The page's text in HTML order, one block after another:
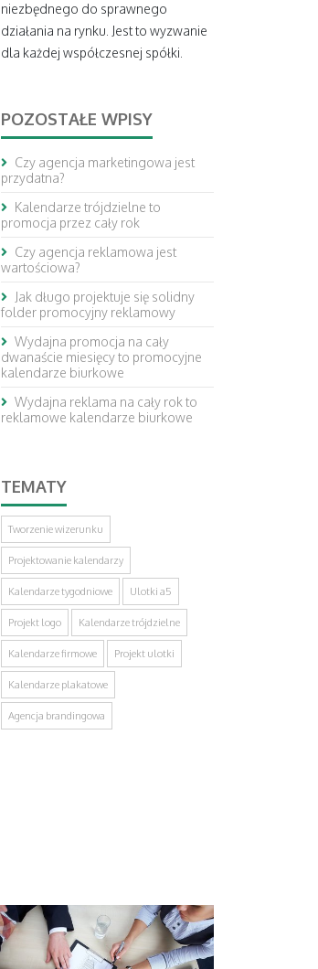
niezbędnego do sprawnego
działania na rynku. Jest to wyzwanie
dla każdej współczesnej spółki.
POZOSTAŁE WPISY
Czy agencja marketingowa jest
przydatna?
Kalendarze trójdzielne to
promocja przez cały rok
Czy agencja reklamowa jest
wartościowa?
Jak długo projektuje się solidny
folder promocyjny reklamowy
Wydajna promocja na cały
dwanaście miesięcy to promocyjne
kalendarze biurkowe
Wydajna reklama na cały rok to
reklamowe kalendarze biurkowe
TEMATY
Tworzenie wizerunku
Projektowanie kalendarzy
Kalendarze tygodniowe Ulotki a5
Projekt logo Kalendarze trójdzielne
Kalendarze firmowe Projekt ulotki
Kalendarze plakatowe
Agencja brandingowa